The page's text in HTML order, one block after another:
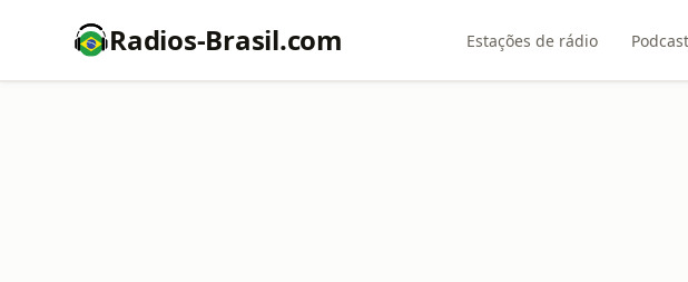
Radios-Brasil.com Estações de rádio